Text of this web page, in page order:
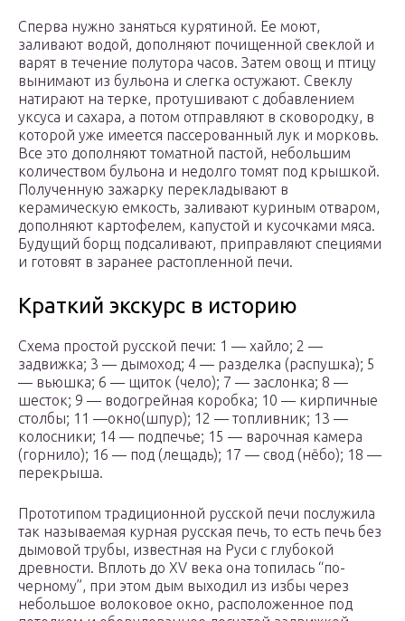
Сперва нужно заняться курятиной. Ее моют,
заливают водой, дополняют почищенной свеклой и
варят в течение полутора часов. Затем овощ и птицу
вынимают из бульона и слегка остужают. Свеклу
натирают на терке, протушивают с добавлением
уксуса и сахара, а потом отправляют в сковородку, в
которой уже имеется пассерованный лук и морковь.
Все это дополняют томатной пастой, небольшим
количеством бульона и недолго томят под крышкой.
Полученную зажарку перекладывают в
керамическую емкость, заливают куриным отваром,
дополняют картофелем, капустой и кусочками мяса.
Будущий борщ подсаливают, приправляют специями
и готовят в заранее растопленной печи.
Краткий экскурс в историю
Схема простой русской печи: 1 — хайло; 2 —
задвижка; 3 — дымоход; 4 — разделка (распушка); 5
— вьюшка; 6 — щиток (чело); 7 — заслонка; 8 —
шесток; 9 — водогрейная коробка; 10 — кирпичные
столбы; 11 —окно(шпур); 12 — топливник; 13 —
колосники; 14 — подпечье; 15 — варочная камера
(горнило); 16 — под (лещадь); 17 — свод (нёбо); 18 —
перекрыша.
Прототипом традиционной русской печи послужила
так называемая курная русская печь, то есть печь без
дымовой трубы, известная на Руси с глубокой
древности. Вплоть до XV века она топилась “по-
черному”, при этом дым выходил из избы через
небольшое волоковое окно, расположенное под